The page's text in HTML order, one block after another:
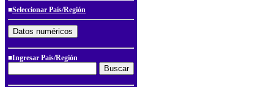
■Seleccionar País/Región
■Ingresar País/Región